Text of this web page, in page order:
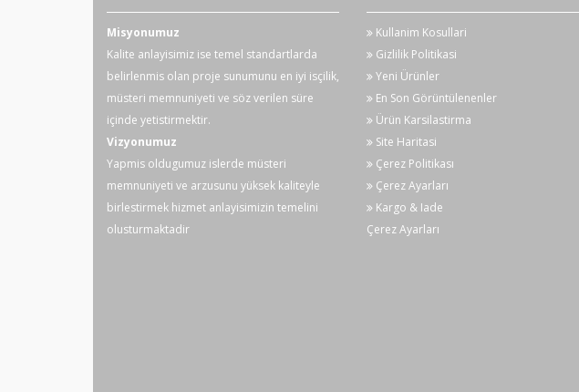
Misyonumuz
Kalite anlayisimiz ise temel standartlarda
belirlenmis olan proje sunumunu en iyi isçilik,
müsteri memnuniyeti ve söz verilen süre
içinde yetistirmektir.
Vizyonumuz
Yapmis oldugumuz islerde müsteri
memnuniyeti ve arzusunu yüksek kaliteyle
birlestirmek hizmet anlayisimizin temelini
olusturmaktadir
Kullanim Kosullari
Gizlilik Politikasi
Yeni Ürünler
En Son Görüntülenenler
Ürün Karsilastirma
Site Haritasi
Çerez Politikası
Çerez Ayarları
Kargo & Iade
Çerez Ayarları